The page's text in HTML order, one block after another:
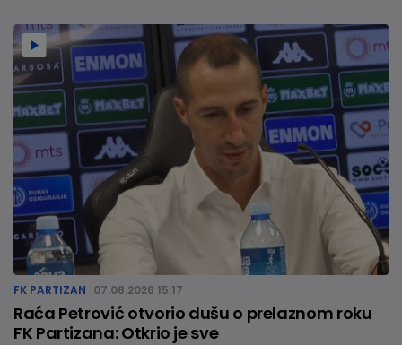
FK PARTIZAN 07.08.2026 15:17
Raća Petrović otvorio dušu o prelaznom roku
FK Partizana: Otkrio je sve